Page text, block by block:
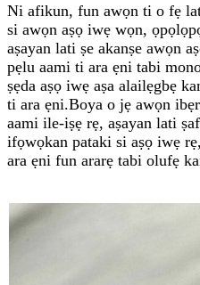
Ni afikun, fun awọn ti o fẹ
si awọn aṣọ iwẹ wọn,
aṣayan lati ṣe akanṣe awọn
pẹlu aami ti ara ẹni tabi
ṣẹda aṣọ iwẹ aṣa alailẹgbẹ
ti ara ẹni.Boya o jẹ awọn
aami ile-iṣẹ rẹ, aṣayan lati
ifọwọkan pataki si aṣọ iwẹ
ara ẹni fun ararẹ tabi olufẹ